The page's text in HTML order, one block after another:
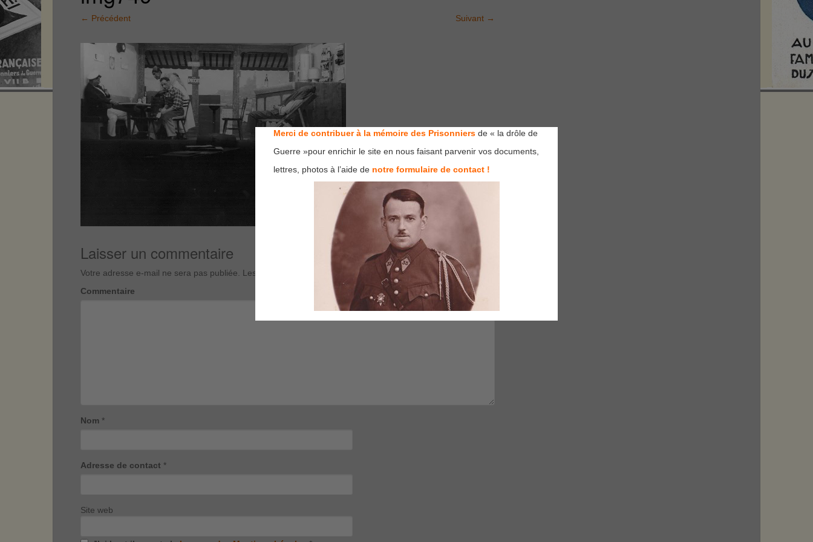
← Précédent Suivant →
Laisser un commentaire
Votre adresse e-mail ne sera pas publiée. Les champs obligatoires sont indiqués avec
Commentaire
Nom *
Adresse de contact *
Site web
Merci de contribuer à la mémoire des Prisonniers de « la drôle de
Guerre »pour enrichir le site en nous faisant parvenir vos documents,
lettres, photos à l’aide de notre formulaire de contact !